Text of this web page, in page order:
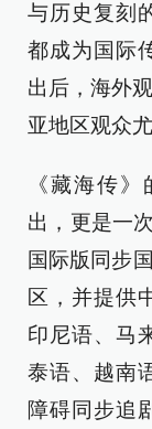
与历史复刻
都成为国际
出后，海外
亚地区观众
《藏海传
出，更是一
国际版同步
区，并提供
印尼语、马
泰语、越南
障碍同步追